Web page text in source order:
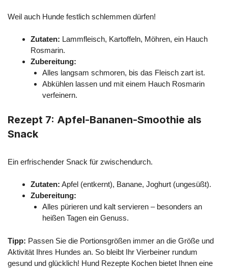
Weil auch Hunde festlich schlemmen dürfen!
Zutaten: Lammfleisch, Kartoffeln, Möhren, ein Hauch
Rosmarin.
Zubereitung:
Alles langsam schmoren, bis das Fleisch zart ist.
Abkühlen lassen und mit einem Hauch Rosmarin
verfeinern.
Rezept 7: Apfel-Bananen-Smoothie als
Snack
Ein erfrischender Snack für zwischendurch.
Zutaten: Apfel (entkernt), Banane, Joghurt (ungesüßt).
Zubereitung:
Alles pürieren und kalt servieren – besonders an
heißen Tagen ein Genuss.
Tipp: Passen Sie die Portionsgrößen immer an die Größe und
Aktivität Ihres Hundes an. So bleibt Ihr Vierbeiner rundum
gesund und glücklich! Hund Rezepte Kochen bietet Ihnen eine